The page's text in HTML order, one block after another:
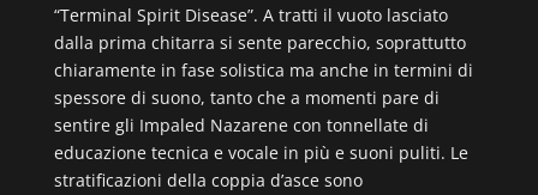
“Terminal Spirit Disease”. A tratti il vuoto lasciato
dalla prima chitarra si sente parecchio, soprattutto
chiaramente in fase solistica ma anche in termini di
spessore di suono, tanto che a momenti pare di
sentire gli Impaled Nazarene con tonnellate di
educazione tecnica e vocale in più e suoni puliti. Le
stratificazioni della coppia d’asce sono